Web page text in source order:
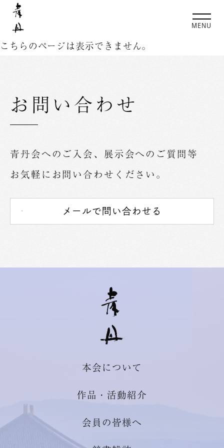
こちらのページは表示できません。
お問い合わせ
青丹会へのご入会、展示会へのご質問等
お気軽にお問い合わせください。
メールで問い合わせる
本会について
作品・活動紹介
会員の皆様へ